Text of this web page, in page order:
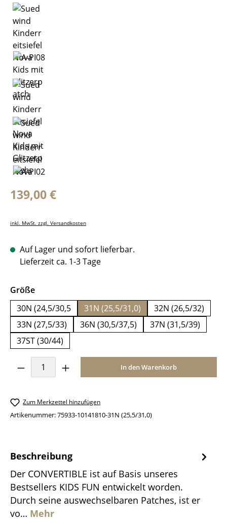
Regulärer Preis:
139,00 €
inkl. MwSt. zzgl. Versandkosten
Auf Lager und sofort lieferbar.
Lieferzeit ca. 1-3 Tage
Größeauswählen
30N (24,5/30,5
31N (25,5/31,0)
32N (26,5/32)
33N (27,5/33)
36N (30,5/37,5)
37N (31,5/39)
37ST (30/44)
Produkt Anzahl: Gib den gewünschten
In den Warenkorb
Zum Merkzettel hinzufügen
Artikenummer:75933-10141810-31N (25,5/31,0)
Beschreibung
Der CONVERTIBLE ist auf Basis unseres
Bestsellers KIDS FUN entwickelt worden.
Durch seine auswechselbaren Patches, ist er
vo… Mehr